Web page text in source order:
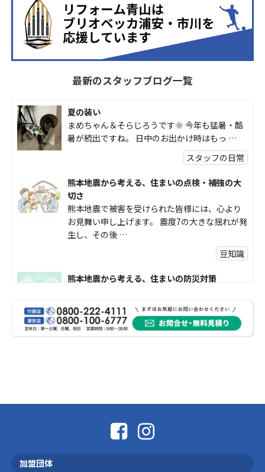
最新のスタッフブログ一覧
夏の装い
まめちゃん＆そらじろうです🌞 今年も猛暑・酷
暑が続出ですね。 日中のお出かけ時はもっ …
スタッフの日常
熊本地震から考える、住まいの点検・補強の大
切さ
熊本地震で被害を受けられた皆様には、心より
お見舞い申し上げます。 震度7の大きな揺れが発
生し、その後 …
豆知識
熊本地震から考える、住まいの防災対策
受けられた皆様に、心よりお見舞い申し上げま
す。 今回の地震 …
社長コラム
加盟団体